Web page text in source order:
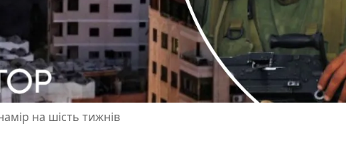
на шість тижнів